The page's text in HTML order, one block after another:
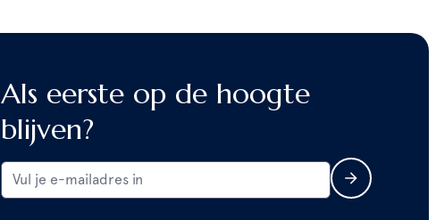
Als eerste op de hoogte
blijven?